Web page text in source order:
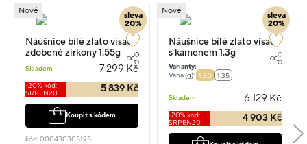
sleva
20%
Nové
Náušnice bílé zlato visací
zdobené zirkony 1.55g
Skladem 7 299 Kč
-20% kód:
SRPEN20
5 839 Kč
Koupit s kódem
kód: 000430305195
sleva
20%
Nové
Náušnice bílé zlato visací
s kamenem 1.3g
Varianty:
Váha (g): 1.30 1.35
Skladem 6 129 Kč
-20% kód:
SRPEN20
4 903 Kč